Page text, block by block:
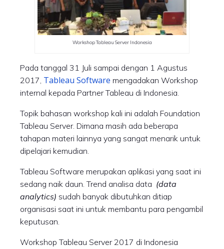
Workshop Tableau Server Indonesia
Pada tanggal 31 Juli sampai dengan 1 Agustus
2017, Tableau Software mengadakan Workshop
internal kepada Partner Tableau di Indonesia.
Topik bahasan workshop kali ini adalah Foundation
Tableau Server. Dimana masih ada beberapa
tahapan materi lainnya yang sangat menarik untuk
dipelajari kemudian.
Tableau Software merupakan aplikasi yang saat ini
sedang naik daun. Trend analisa data (data
analytics) sudah banyak dibutuhkan ditiap
organisasi saat ini untuk membantu para pengambil
keputusan.
Workshop Tableau Server 2017 di Indonesia